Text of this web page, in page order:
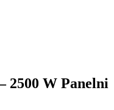
2500 W Panelni